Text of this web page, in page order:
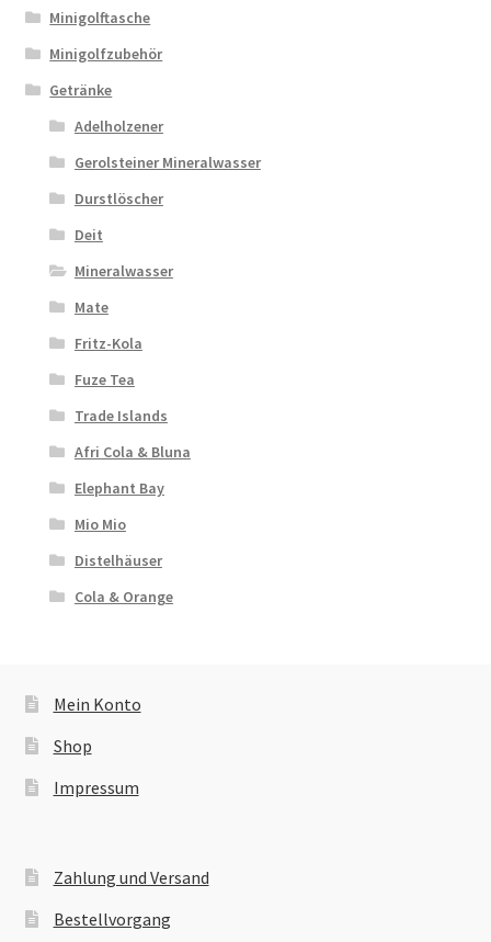
Minigolftasche
Minigolfzubehör
Getränke
Adelholzener
Gerolsteiner Mineralwasser
Durstlöscher
Deit
Mineralwasser
Mate
Fritz-Kola
Fuze Tea
Trade Islands
Afri Cola & Bluna
Elephant Bay
Mio Mio
Distelhäuser
Cola & Orange
Mein Konto
Shop
Impressum
Zahlung und Versand
Bestellvorgang